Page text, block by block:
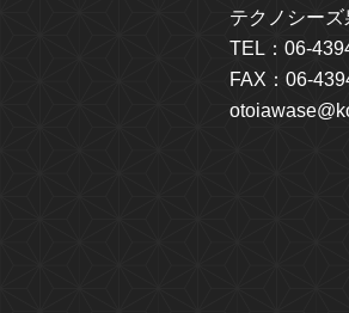
テクノシーズ
TEL： 06-
FAX： 06-